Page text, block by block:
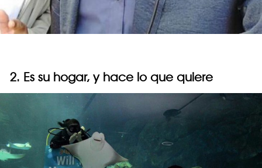
2. Es su hogar, y hace lo que quiere